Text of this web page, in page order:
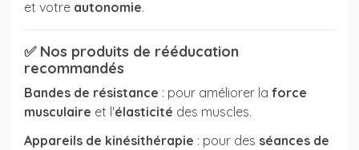
et votre autonomie.
✅ Nos produits de rééducation
recommandés
Bandes de résistance : pour améliorer la force
musculaire et l'élasticité des muscles.
Appareils de kinésithérapie : pour des séances de